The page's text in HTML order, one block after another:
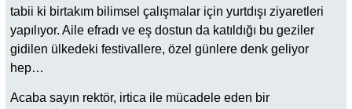
tabii ki birtakım bilimsel çalışmalar için yurtdışı ziyaretleri
yapılıyor. Aile efradı ve eş dostun da katıldığı bu geziler
gidilen ülkedeki festivallere, özel günlere denk geliyor
hep…
Acaba sayın rektör, irtica ile mücadele eden bir